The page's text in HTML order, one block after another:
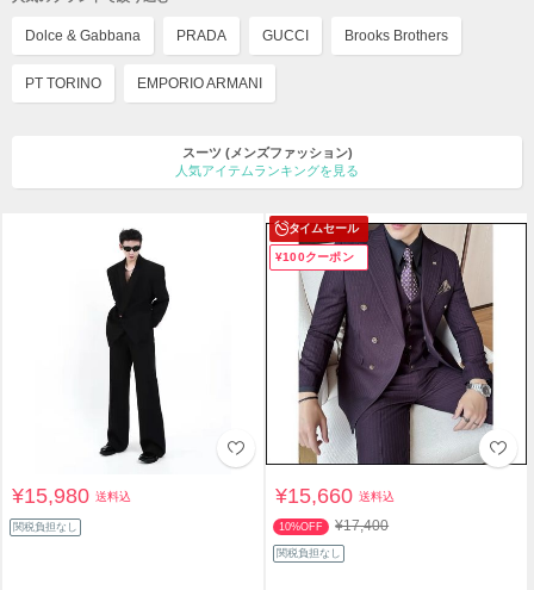
Dolce & Gabbana PRADA GUCCI Brooks Brothers
PT TORINO EMPORIO ARMANI
スーツ (メンズファッション)
人気アイテムランキングを見る
¥15,980送料込
関税負担なし
タイムセール
¥100クーポン
¥15,660送料込
10%OFF ¥17,400
関税負担なし